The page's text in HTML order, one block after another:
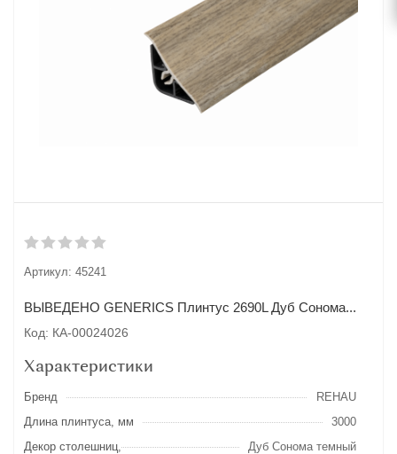
Артикул: 45241
ВЫВЕДЕНО GENERICS Плинтус 2690L Дуб Сонома...
Код: КА-00024026
Характеристики
Бренд
REHAU
Длина плинтуса, мм
3000
Декор столешниц,
Дуб Сонома темный